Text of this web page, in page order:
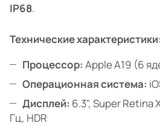
IP68.
Технические характеристики:
Процессор: Apple A19 (6
Операционная система:
Дисплей: 6.3", Super Retina
Гц, HDR